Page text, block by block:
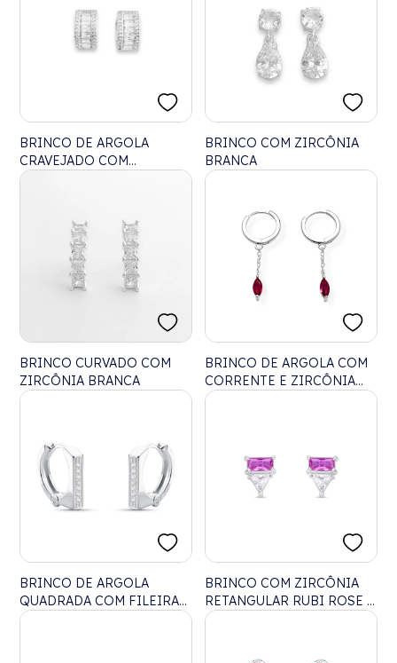
BRINCO DE ARGOLA
CRAVEJADO COM
ZIRCÔNIA CRISTAL
BRINCO COM ZIRCÔNIA
BRANCA
BRINCO CURVADO COM
ZIRCÔNIA BRANCA
BRINCO DE ARGOLA COM
CORRENTE E ZIRCÔNIA
NAVETE RUBI ROSE
BRINCO DE ARGOLA
QUADRADA COM FILEIRA
CRAVEJADA
BRINCO COM ZIRCÔNIA
RETANGULAR RUBI ROSE E
TRIANGULAR BRANCA